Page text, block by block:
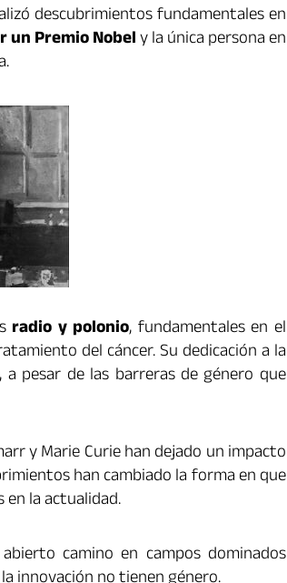
descubrimientos fundamentales en
Premio Nobely la única persona en
radio y polonio, fundamentales en el
del cáncer. Su dedicación a la
pesar de las barreras de género que
y Marie Curie han dejado un impacto
han cambiado la forma en que
la actualidad.
camino en campos dominados